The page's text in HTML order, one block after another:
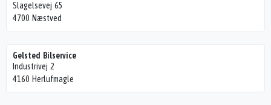
Slagelsevej 65
4700 Næstved
Gelsted Bilservice
Industrivej 2
4160 Herlufmagle